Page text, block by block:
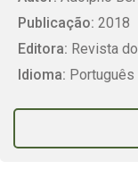
Publicação: 2018
Editora: Revista
Idioma: Português